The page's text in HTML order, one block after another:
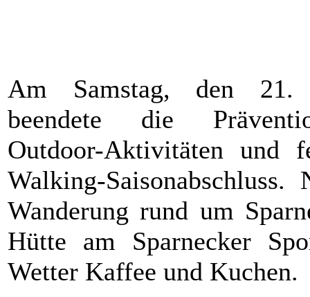
Am Samstag, den 21.
beendete die
Outdoor-Aktivitäten und
Walking-
Wanderung rund um
Hütte am Sparnecker
Wetter Kaffee und Kuchen.